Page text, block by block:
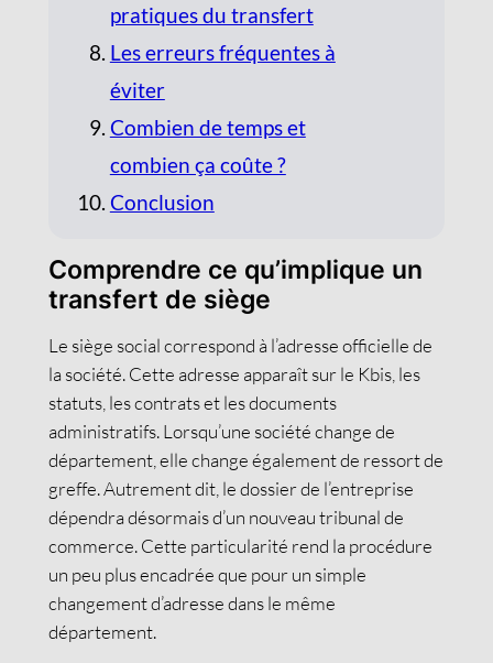
pratiques du transfert
Les erreurs fréquentes à
éviter
Combien de temps et
combien ça coûte ?
Conclusion
Comprendre ce qu’implique un
transfert de siège
Le siège social correspond à l’adresse officielle de
la société. Cette adresse apparaît sur le Kbis, les
statuts, les contrats et les documents
administratifs. Lorsqu’une société change de
département, elle change également de ressort de
greffe. Autrement dit, le dossier de l’entreprise
dépendra désormais d’un nouveau tribunal de
commerce. Cette particularité rend la procédure
un peu plus encadrée que pour un simple
changement d’adresse dans le même
département.